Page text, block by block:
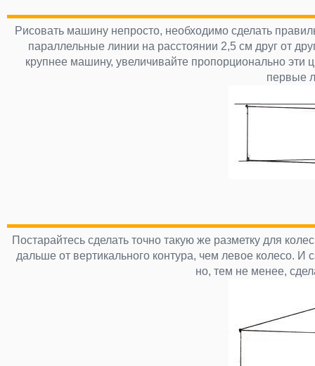
Рисовать машину непросто, необходимо сделать
параллельные линии на расстоянии 2,5 см друг от
крупнее машину, увеличивайте пропорционально
первые
Постарайтесь сделать точно такую же разметку для
дальше от вертикального контура, чем левое колесо.
но, тем не менее,